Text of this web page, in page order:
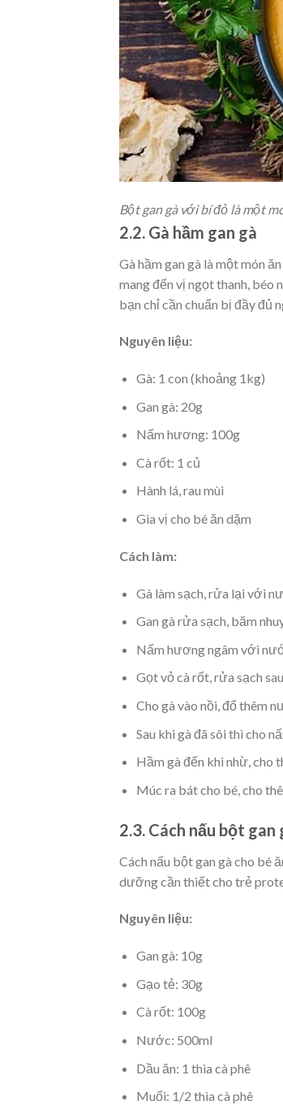
Bột gan gà với bí đỏ là một
2.2. Gà hầm gan gà
Gà hầm gan gà là một món
mang đến vị ngọt thanh, béo
bạn chỉ cần chuẩn bị đầy đủ
Nguyên liệu:
Gà: 1 con (khoảng 1kg)
Gan gà: 20g
Nấm hương: 100g
Cà rốt: 1 củ
Hành lá, rau mùi
Gia vị cho bé ăn dặm
Cách làm:
Gà làm sạch, rửa lại với
Gan gà rửa sạch, băm
Nấm hương ngâm với
Gọt vỏ cà rốt, rửa sạch
Cho gà vào nồi, đổ thêm
Sau khi gà đã sôi thì cho
Hầm gà đến khi nhừ, cho
Múc ra bát cho bé, cho
2.3. Cách nấu bột
Cách nấu bột gan gà cho bé
dưỡng cần thiết cho trẻ
Nguyên liệu:
Gan gà: 10g
Gạo tẻ: 30g
Cà rốt: 100g
Nước: 500ml
Dầu ăn: 1 thìa cà phê
Muối: 1/2 thìa cà phê